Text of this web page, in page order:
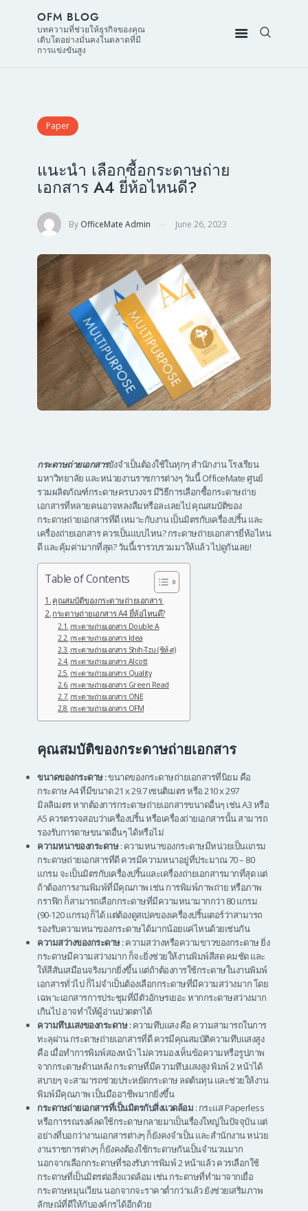
OFM BLOG
บทความที่ช่วยให้ธุรกิจของคุณ
เติบโตอย่างมั่นคงในตลาดที่มี
การแข่งขันสูง
Paper
แนะนำ เลือกซื้อกระดาษถ่าย
เอกสาร A4 ยี่ห้อไหนดี?
By OfficeMate Admin June 26, 2023
กระดาษถ่ายเอกสารยังจำเป็นต้องใช้ในทุกๆ สำนักงาน โรงเรียน
มหาวิทยาลัย และหน่วยงานราชการต่างๆ วันนี้ OfficeMate ศูนย์
รวมผลิตภัณฑ์กระดาษครบวงจร มีวิธีการเลือกซื้อกระดาษถ่าย
เอกสารที่หลายคนอาจหลงลืมหรือละเลยไป คุณสมบัติของ
กระดาษถ่ายเอกสารที่ดี เหมาะกับงาน เป็นมิตรกับเครื่องปริ้น และ
เครื่องถ่ายเอกสาร ควรเป็นแบบไหน? กระดาษถ่ายเอกสารยี่ห้อไหน
ดี และคุ้มค่ามากที่สุด? วันนี้เรารวบรวมมาให้แล้ว ไปดูกันเลย!
Table of Contents
คุณสมบัติของกระดาษถ่ายเอกสาร
กระดาษถ่ายเอกสาร A4 ยี่ห้อไหนดี?
กระดาษถ่ายเอกสาร Double A
กระดาษถ่ายเอกสาร Idea
กระดาษถ่ายเอกสาร Shih-Tzu (ชิห์-สุ)
กระดาษถ่ายเอกสาร Alcott
กระดาษถ่ายเอกสาร Quality
กระดาษถ่ายเอกสาร Green Read
กระดาษถ่ายเอกสาร ONE
กระดาษถ่ายเอกสาร OFM
คุณสมบัติของกระดาษถ่ายเอกสาร
ขนาดของกระดาษ :ขนาดของกระดาษถ่ายเอกสารที่นิยม คือ
กระดาษ A4 ที่มีขนาด 21 x 29.7 เซนติเมตร หรือ 210 x 297
มิลลิเมตร หากต้องการกระดาษถ่ายเอกสารขนาดอื่นๆ เช่น A3 หรือ
A5 ควรตรวจสอบว่าเครื่องปริ้น หรือเครื่องถ่ายเอกสารนั้น สามารถ
รองรับการดาษขนาดอื่นๆ ได้หรือไม่
ความหนาของกระดาษ: ความหนาของกระดาษมีหน่วยเป็นแกรม
กระดาษถ่ายเอกสารที่ดี ควรมีความหนาอยู่ที่ประมาณ 70 – 80
แกรม จะเป็นมิตรกับเครื่องปริ้นและเครื่องถ่ายเอกสารมากที่สุด แต่
ถ้าต้องการงานพิมพ์ที่มีคุณภาพ เช่น การพิมพ์ภาพถ่าย หรือภาพ
กราฟิก ก็สามารถเลือกกระดาษที่มีความหนามากกว่า 80 แกรม
(90-120 แกรม) ก็ได้ แต่ต้องดูสเปคของเครื่องปริ้นเตอร์ว่าสามารถ
รองรับความหนาของกระดาษได้มากน้อยแค่ไหนด้วยเช่นกัน
ความสว่างของกระดาษ :ความสว่างหรือความขาวของกระดาษ ยิ่ง
กระดาษมีความสว่างมาก ก็จะยิ่งช่วยให้งานพิมพ์สีสด คมชัด และ
ให้สีสันเสมือนจริงมากยิ่งขึ้น แต่ถ้าต้องการใช้กระดาษในงานพิมพ์
เอกสารทั่วไป ก็ไม่จำเป็นต้องเลือกกระดาษที่มีความสว่างมาก โดย
เฉพาะเอกสารการประชุมที่มีตัวอักษรเยอะ หากกระดาษสว่างมาก
เกินไป อาจทำให้ผู้อ่านปวดตาได้
ความทึบแสงของกระดาษ :ความทึบแสง คือ ความสามารถในการ
ทะลุผ่าน กระดาษถ่ายเอกสารที่ดี ควรมีคุณสมบัติความทึบแสงสูง
คือ เมื่อทำการพิมพ์สองหน้า ไม่ควรมองเห็นข้อความหรือรูปภาพ
จากกระดาษด้านหลัง กระดาษที่มีความทึบแสงสูง พิมพ์ 2 หน้าได้
สบายๆ จะสามารถช่วยประหยัดกระดาษ ลดต้นทุน และช่วยให้งาน
พิมพ์มีคุณภาพ เป็นมืออาชีพมากยิ่งขึ้น
กระดาษถ่ายเอกสารที่เป็นมิตรกับสิ่งแวดล้อม : กระแส Paperless
หรือการรณรงค์ลดใช้กระดาษกลายมาเป็นเรื่องใหญ่ในปัจจุบัน แต่
อย่างที่บอกว่างานเอกสารต่างๆ ก็ยังคงจำเป็น และสำนักงาน หน่วย
งานราชการต่างๆ ก็ยังคงต้องใช้กระดาษกันเป็นจำนวนมาก
นอกจากเลือกกระดาษที่รองรับการพิมพ์ 2 หน้าแล้ว ควรเลือกใช้
กระดาษที่เป็นมิตรต่อสิ่งแวดล้อม เช่น กระดาษที่ทำมาจากเยื่อ
กระดาษหมุนเวียน นอกจากจะราคาต่ำกว่าแล้ว ยังช่วยเสริมภาพ
ลักษณ์ที่ดีให้กับองค์กรได้อีกด้วย